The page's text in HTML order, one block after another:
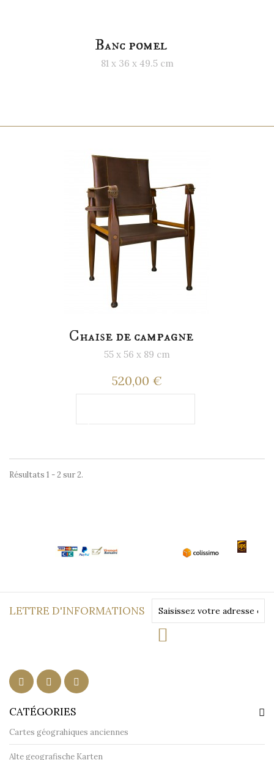
Banc pomel
81 x 36 x 49.5 cm
Chaise de campagne
55 x 56 x 89 cm
520,00 €
Résultats 1 - 2 sur 2.
LETTRE D'INFORMATIONS
CATÉGORIES
Cartes géograhiques anciennes
Alte geografische Karten